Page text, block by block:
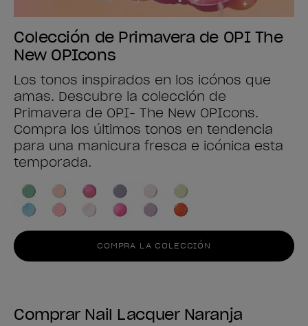
Colección de Primavera de OPI The
New OPIcons
Los tonos inspirados en los icónos que
amas. Descubre la colección de
Primavera de OPI- The New OPIcons.
Compra los últimos tonos en tendencia
para una manicura fresca e icónica esta
temporada.
COMPRA LA COLECCIÓN
Comprar Nail Lacquer Naranja